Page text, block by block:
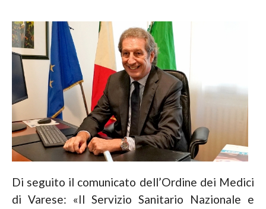
Di seguito il comunicato dell’Ordine dei Medici
di Varese: «Il Servizio Sanitario Nazionale e